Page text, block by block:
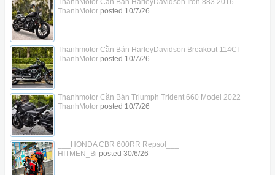
ThanhMotor Cần Bán HarleyDavidson Iron 883 2016...
ThanhMotorposted 10/7/26
Thanhmotor Cần Bán HarleyDavidson Breakout 114CI
ThanhMotorposted 10/7/26
Thanhmotor Cần Bán Triumph Trident 660 Model 2022
ThanhMotorposted 10/7/26
___HONDA CBR 600RR Repsol___
HITMEN_Bi posted 30/6/26